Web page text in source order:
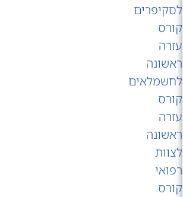
לסקיפרים
קורס
עזרה
ראשונה
לחשמלאים
קורס
עזרה
ראשונה
לצוות
רפואי
קורס